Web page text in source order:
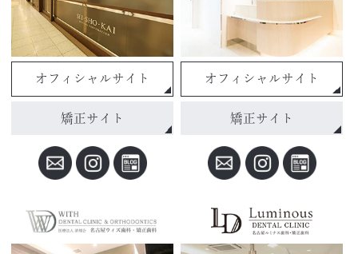
オフィシャルサイト
矯正サイト
オフィシャルサイト
矯正サイト